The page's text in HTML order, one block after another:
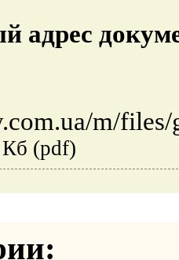
адрес
m/
Кб (pdf)